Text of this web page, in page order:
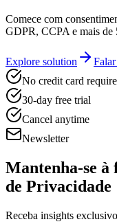
Comece com
GDPR, CCPA e mais de
Explore solution
No credit card
30-day free trial
Cancel anytime
Newsletter
Mantenha-se à
de Privacidade
Receba insights